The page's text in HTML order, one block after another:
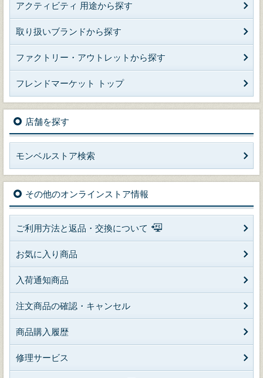
アクティビティ 用途から探す
取り扱いブランドから探す
ファクトリー・アウトレットから探す
フレンドマーケット トップ
店舗を探す
モンベルストア検索
その他のオンラインストア情報
ご利用方法と返品・交換について
お気に入り商品
入荷通知商品
注文商品の確認・キャンセル
商品購入履歴
修理サービス